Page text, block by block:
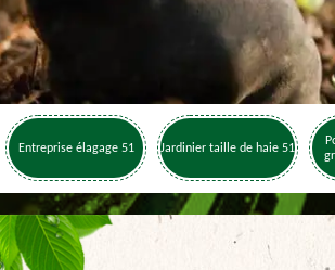
Entreprise élagage 51 Jardinier taille de haie 51